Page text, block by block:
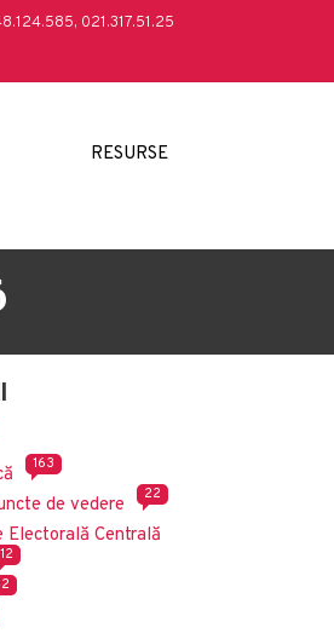
021.317.51.25
RESURSE
163
de vedere 22
Electorală Centrală
12